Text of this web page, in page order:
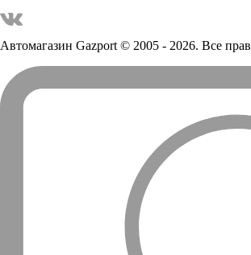
Автомагазин Gazport© 2005 - 2026. Все